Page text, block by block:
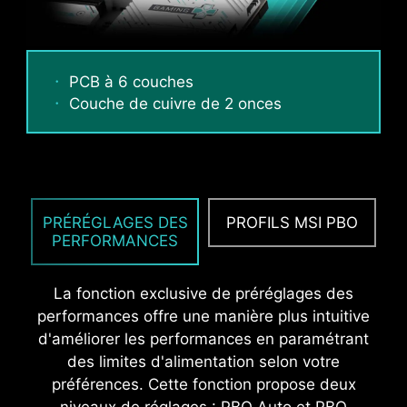
PCB à 6 couches
Couche de cuivre de 2 onces
PRÉRÉGLAGES DES
PERFORMANCES
PROFILS MSI PBO
La fonction exclusive de préréglages des
performances offre une manière plus intuitive
d'améliorer les performances en paramétrant
des limites d'alimentation selon votre
préférences. Cette fonction propose deux
ANTICORROSION
Le panneau E/S est protégé contre la corrosion
contre l'électricité statique et les ondes
électromagnétiques émises par le système et
ainsi beaucoup plus résistant que les panneaux
E/S standards.